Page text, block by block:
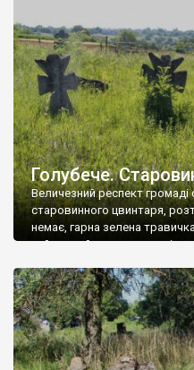
Голубече.
Величезний респект громаді
старовинного цвинтаря,
немає, гарна зелена
найкращий регулятор
бруньками, кози ті бруньки
делікатес. На цвинтарі у
різноманітних форм